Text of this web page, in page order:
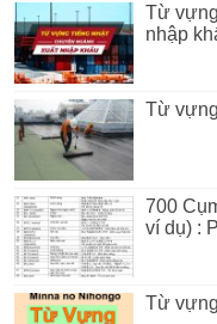
Từ
nhập
Từ
700
ví dụ) :
Từ